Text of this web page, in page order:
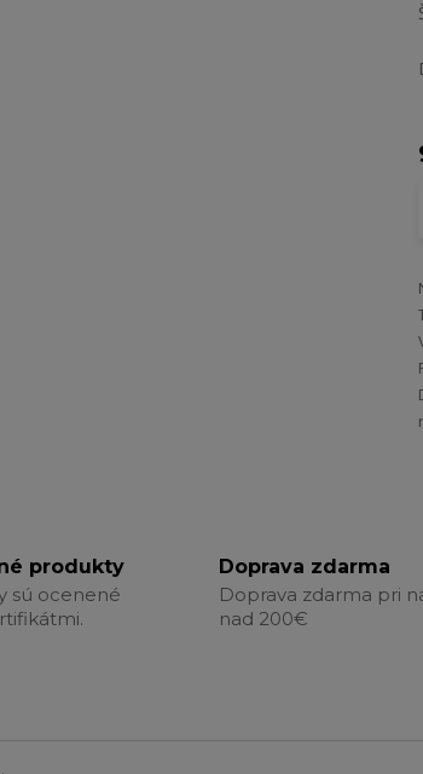
produkty
sú ocenené
Doprava zdarma
Doprava zdarma pri
nad 200€